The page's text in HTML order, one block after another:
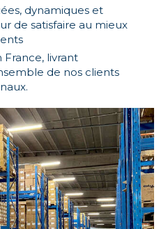
dynamiques et
de satisfaire au mieux
France, livrant
de nos clients